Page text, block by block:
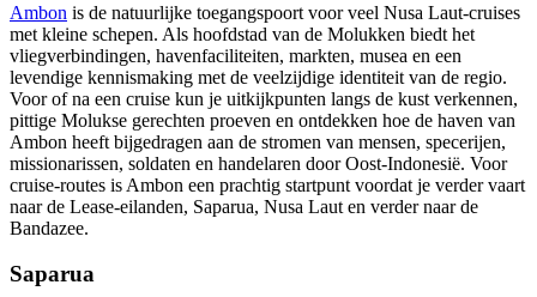
Ambon is de natuurlijke toegangspoort voor veel Nusa Laut-cruises
met kleine schepen. Als hoofdstad van de Molukken biedt het
vliegverbindingen, havenfaciliteiten, markten, musea en een
levendige kennismaking met de veelzijdige identiteit van de regio.
Voor of na een cruise kun je uitkijkpunten langs de kust verkennen,
pittige Molukse gerechten proeven en ontdekken hoe de haven van
Ambon heeft bijgedragen aan de stromen van mensen, specerijen,
missionarissen, soldaten en handelaren door Oost-Indonesië. Voor
cruise-routes is Ambon een prachtig startpunt voordat je verder vaart
naar de Lease-eilanden, Saparua, Nusa Laut en verder naar de
Bandazee.
Saparua